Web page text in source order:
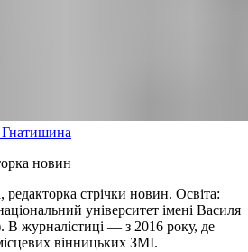
новин
редакторка стрічки новин. Освіта:
університет імені Василя
В журналістиці — з 2016 року, де
вінницьких ЗМІ.